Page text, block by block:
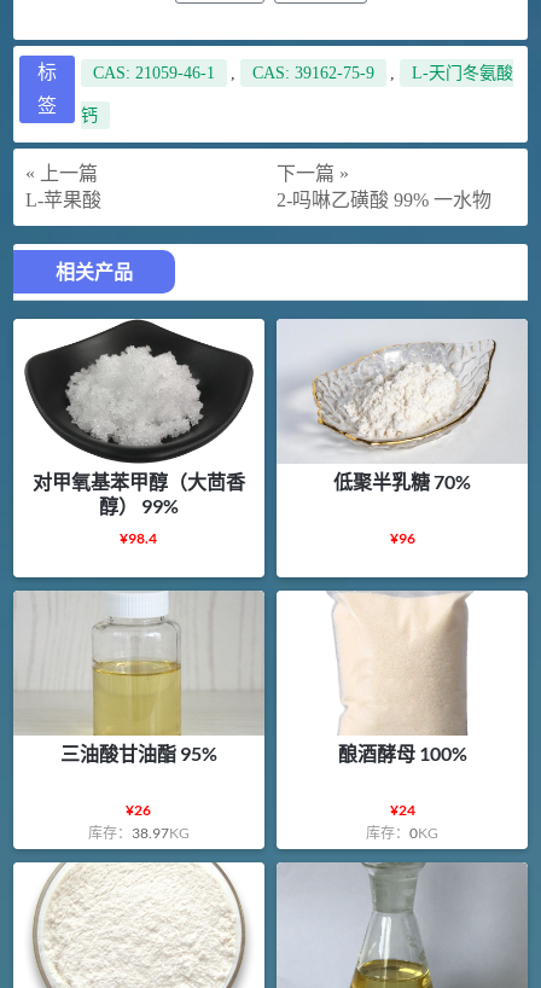
标
签
CAS: 21059-46-1 , CAS: 39162-75-9 , L-天门冬氨酸
钙
« 上一篇
L-苹果酸
下一篇 »
2-吗啉乙磺酸 99% 一水物
相关产品
对甲氧基苯甲醇（大茴香
醇） 99%
¥98.4
低聚半乳糖 70%
¥96
三油酸甘油酯 95%
¥26
库存： 38.97KG
酿酒酵母 100%
¥24
库存：0KG